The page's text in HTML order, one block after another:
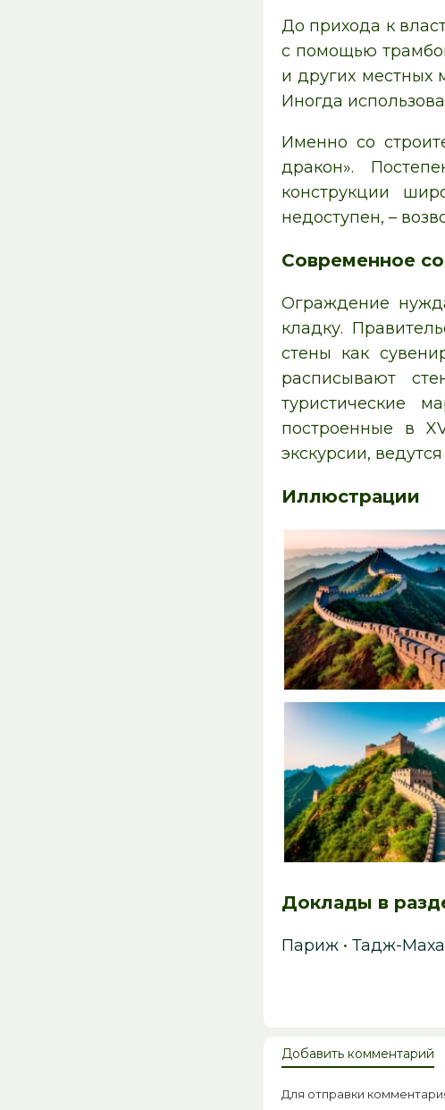
До прихода к
с помощью
и других местных
Иногда
Именно со
дракон».
конструкции
недоступен, –
Современное
Ограждение
кладку.
стены как
расписывают
туристические
построенные в
экскурсии,
Иллюстрации
Доклады в
Париж •Тадж-
Добавить комментарий
Для отправки